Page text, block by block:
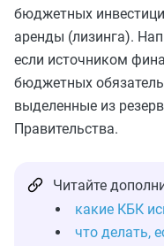
бюджетных
аренды (лизинга).
если источником
бюджетных
выделенные из
Правительства.
Читайте
какие КБК
что делать,